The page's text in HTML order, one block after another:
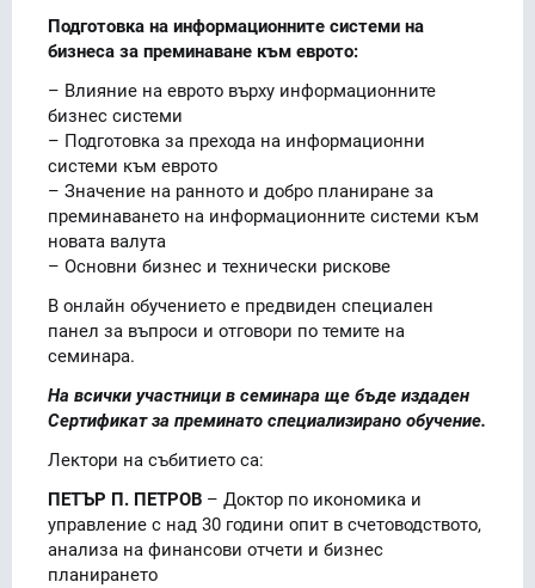
Подготовка на информационните системи на
бизнеса за преминаване към еврото:
– Влияние на еврото върху информационните
бизнес системи
– Подготовка за прехода на информационни
системи към еврото
– Значение на ранното и добро планиране за
преминаването на информационните системи към
новата валута
– Основни бизнес и технически рискове
В онлайн обучението е предвиден специален
панел за въпроси и отговори по темите на
семинара.
На всички участници в семинара ще бъде издаден
Сертификат за преминато специализирано обучение.
Лектори на събитието са:
ПЕТЪР П. ПЕТРОВ – Доктор по икономика и
управление с над 30 години опит в счетоводството,
анализа на финансови отчети и бизнес
планирането